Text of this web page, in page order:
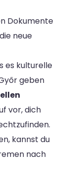
Dokumente
neue
es kulturelle
geben
vor, dich
kannst du
nach